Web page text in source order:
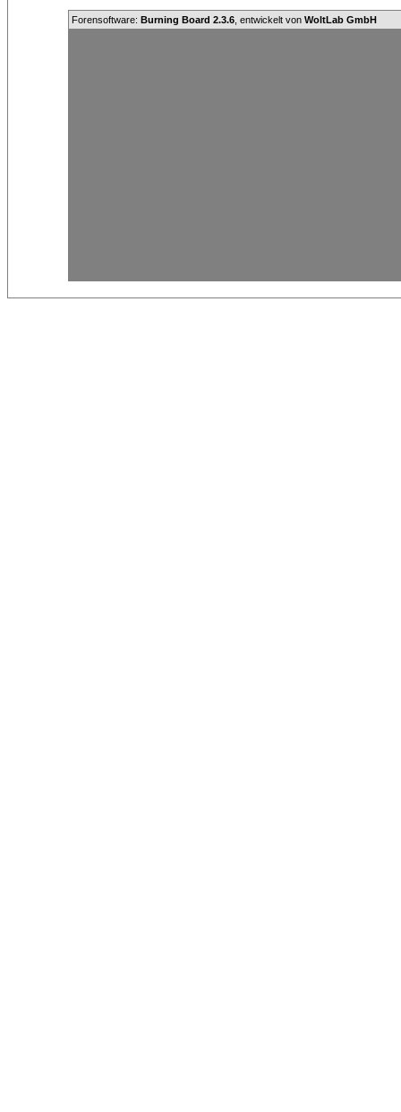
Forensoftware:Burning Board 2.3.6 , entwickelt vonWoltLab GmbH